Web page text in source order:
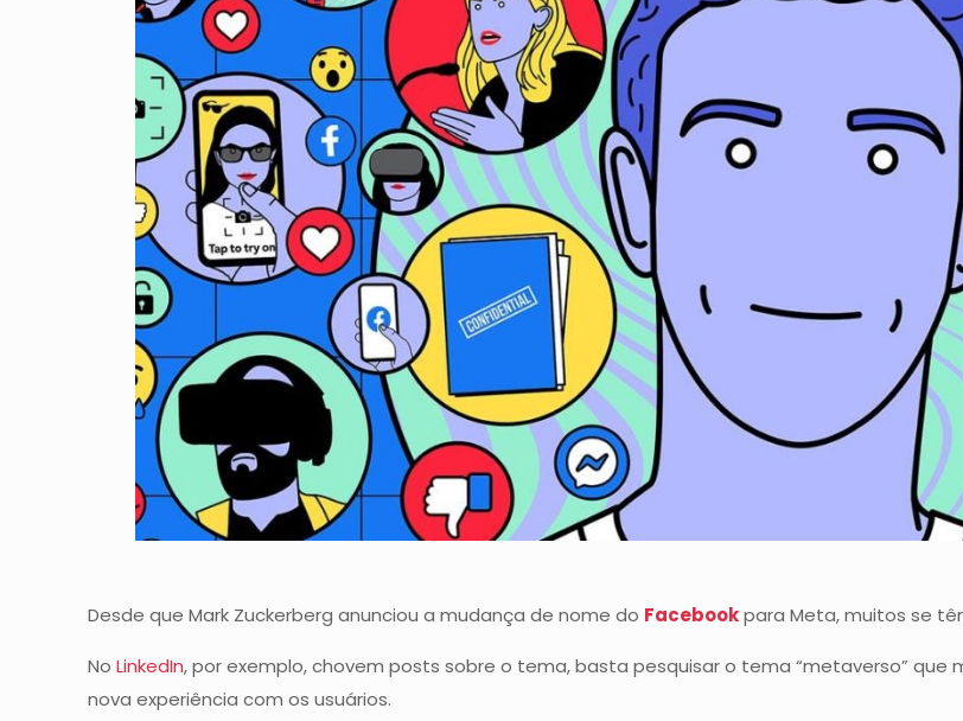
Desde que Mark Zuckerberg anunciou a mudança de nome do Facebookpara Meta, muitos se
NoLinkedIn, por exemplo, chovem posts sobre o tema, basta pesquisar o tema “metaverso”
nova experiência com os usuários.